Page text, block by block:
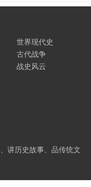
世界现代史
古代战争
战史风云
讲历史故事、品传统文